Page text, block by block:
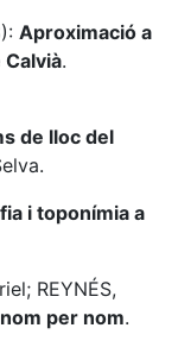
Aproximació a
.
de lloc del
i toponímia a
REYNÉS,
per nom.